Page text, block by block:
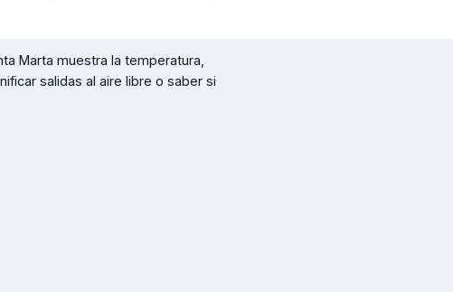
Marta muestra la temperatura,
salidas al aire libre o saber si